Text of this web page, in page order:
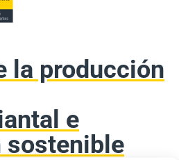
la producción
e
sostenible